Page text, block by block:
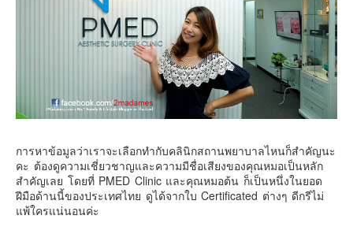
สโลเวเนีย
มอนเตรเนโกร
บอสเนียและเฮอร์เซโกวีน่า
คันโต-โตเกียวและรอบๆ
คิวชู – ฟุกุโอกะ ซางะ เปปปุ ยุฟุอิน นางาซากิ
ฟูจิ
ฮอกไกโด
การหาข้อมูลว่าเราจะเลือกทำกับคลินิกสถานพยาบาลไหนก็สำคัญนะ
คะ ต้องดูความเชี่ยวชาญและความมีชื่อเสียงของคุณหมอเป็นหลัก
สำคัญเลย โดยที่ PMED Clinic และคุณหมอต้น ก็เป็นหนึ่งในยอด
ฝีมือด้านนี้ของประเทศไทย ดูได้จากใบ Certificated ต่างๆ ดีกรีไม่
แพ้ใครแน่นอนค่ะ